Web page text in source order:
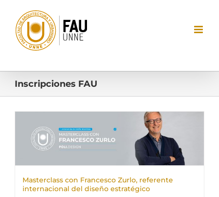
contenido
Inscripciones FAU
Masterclass con Francesco Zurlo, referente
internacional del diseño estratégico